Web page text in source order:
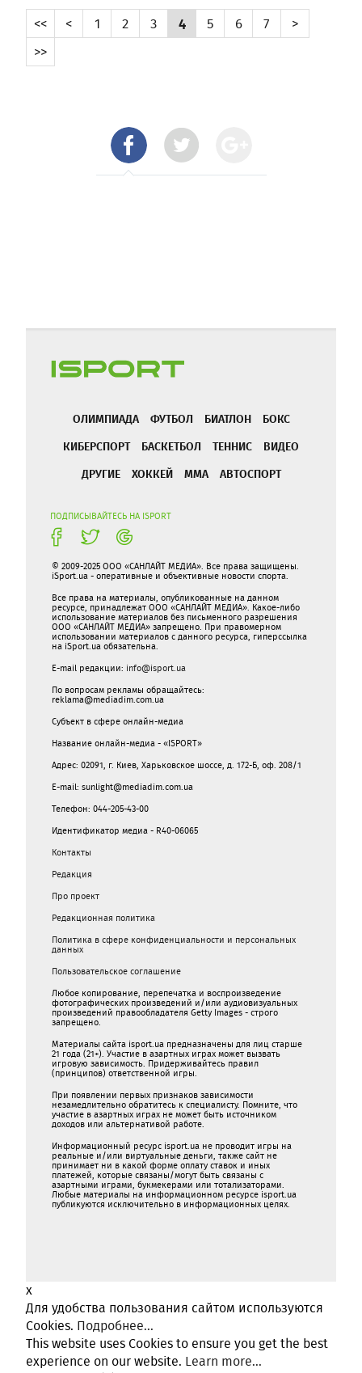
<< < 1 2 3 4 5 6 7
>
>>
ОЛИМПИАДА ФУТБОЛ БИАТЛОН
БОКС
КИБЕРСПОРТ
БАСКЕТБОЛ ТЕННИС
ВИДЕО
ДРУГИЕ
ХОККЕЙ ММА АВТОСПОРТ
ПОДПИСЫВАЙТЕСЬ НА ISPORT
© 2009-2025 ООО «САНЛАЙТ МЕДИА». Все права защищены.
iSport.ua - оперативные и объективные новости спорта.
Все права на материалы, опубликованные на данном
ресурсе, принадлежат ООО «САНЛАЙТ МЕДИА». Какое-либо
использование материалов без письменного разрешения
ООО «САНЛАЙТ МЕДИА» запрещено. При правомерном
использовании материалов с данного ресурса, гиперссылка
на iSport.ua обязательна.
E-mail редакции: info@isport.ua
По вопросам рекламы обращайтесь:
reklama@mediadim.com.ua
Субъект в сфере онлайн-медиа
Название онлайн-медиа - «ISPORT»
Адрес: 02091, г. Киев, Харьковское шоссе, д. 172-Б, оф. 208/1
E-mail: sunlight@mediadim.com.ua
Телефон: 044-205-43-00
Идентификатор медиа - R40-06065
Контакты
Редакция
Про проект
Редакционная политика
Политика в сфере конфиденциальности и персональных
данных
Пользовательское соглашение
Любое копирование, перепечатка и воспроизведение
фотографических произведений и/или аудиовизуальных
произведений правообладателя Getty Images - строго
запрещено.
Материалы сайта isport.ua предназначены для лиц старше
21 года (21+). Участие в азартных играх может вызвать
игровую зависимость. Придерживайтесь правил
(принципов) ответственной игры.
При появлении первых признаков зависимости
незамедлительно обратитесь к специалисту. Помните, что
участие в азартных играх не может быть источником
доходов или альтернативой работе.
Информационный ресурс isport.ua не проводит игры на
реальные и/или виртуальные деньги, также сайт не
принимает ни в какой форме oплaту ставок и иных
платежей, которые связаны/могут быть связаны c
азартными игрaми, букмекерами или тотализаторами.
Любые материалы на информационном ресурсе isport.ua
публикуютcя исключительно в информационных целях.
x
Для удобства пользования сайтом используются
Cookies. Подробнее...
This website uses Cookies to ensure you get the best
experience on our website. Learn more...